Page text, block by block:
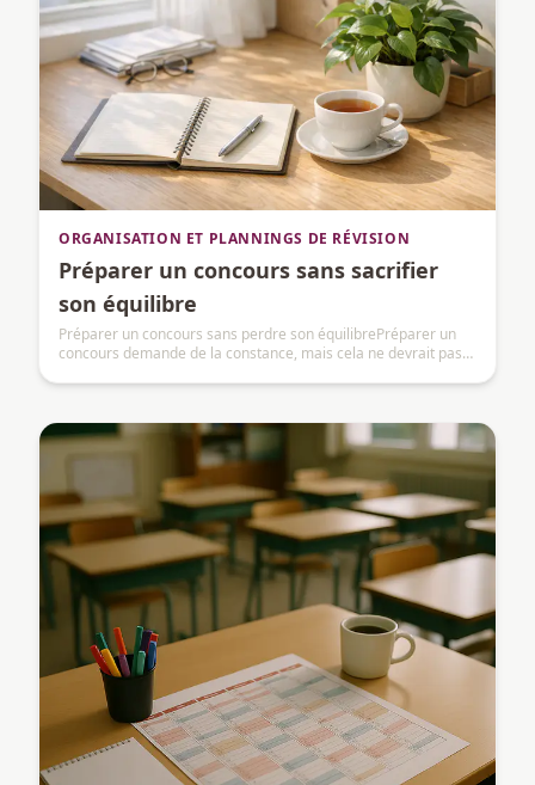
ORGANISATION ET PLANNINGS DE RÉVISION
Préparer un concours sans sacrifier
son équilibre
Préparer un concours sans perdre son équilibrePréparer un
concours demande de la constance, mais cela ne devrait pas